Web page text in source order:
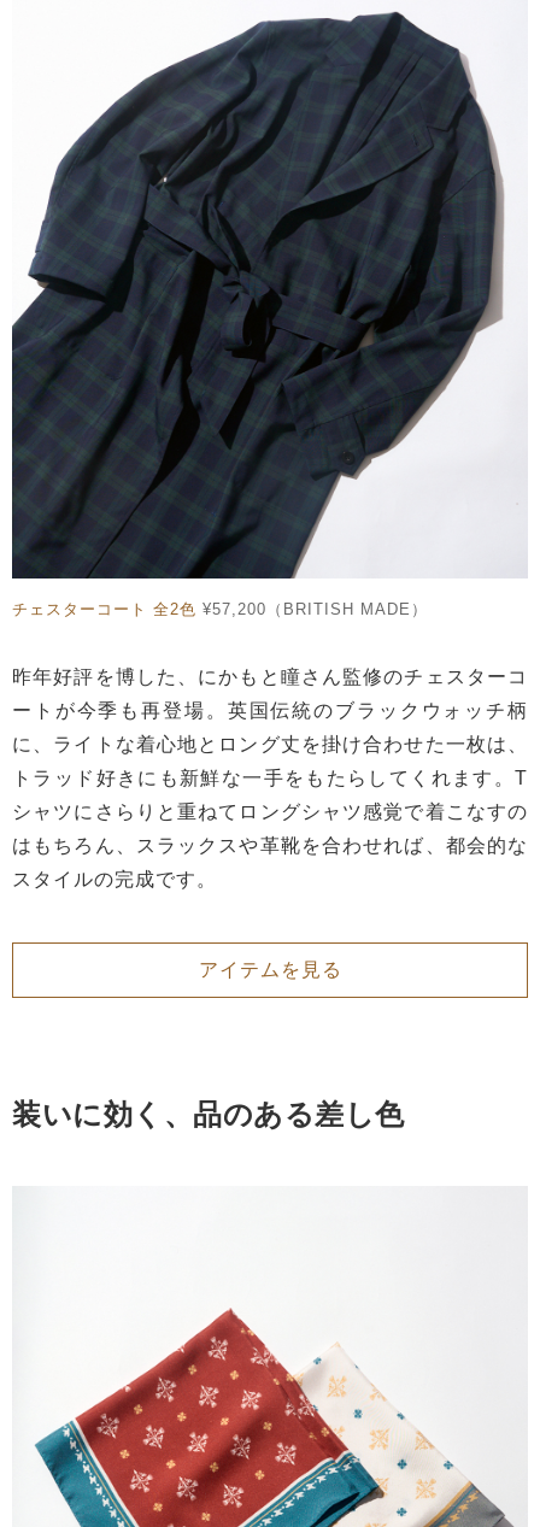
チェスターコート 全2色 ¥57,200（BRITISH MADE）
昨年好評を博した、にかもと瞳さん監修のチェスターコ
ートが今季も再登場。英国伝統のブラックウォッチ柄
に、ライトな着心地とロング丈を掛け合わせた一枚は、
トラッド好きにも新鮮な一手をもたらしてくれます。T
シャツにさらりと重ねてロングシャツ感覚で着こなすの
はもちろん、スラックスや革靴を合わせれば、都会的な
スタイルの完成です。
アイテムを見る
装いに効く、品のある差し色